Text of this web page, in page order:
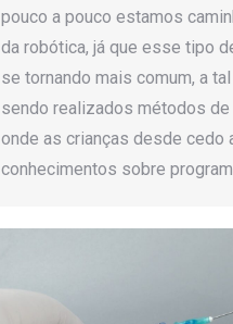
pouco a pouco estamos
da robótica, já que esse tipo
se tornando mais comum, a
sendo realizados métodos
onde as crianças desde cedo
conhecimentos sobre